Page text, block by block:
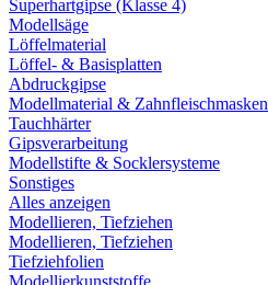
Superhartgipse (Klasse 4)
Modellsäge
Löffelmaterial
Löffel- & Basisplatten
Abdruckgipse
Modellmaterial & Zahnfleischmasken
Tauchhärter
Gipsverarbeitung
Modellstifte & Socklersysteme
Sonstiges
Alles anzeigen
Modellieren, Tiefziehen
Modellieren, Tiefziehen
Tiefziehfolien
Modellierkunststoffe